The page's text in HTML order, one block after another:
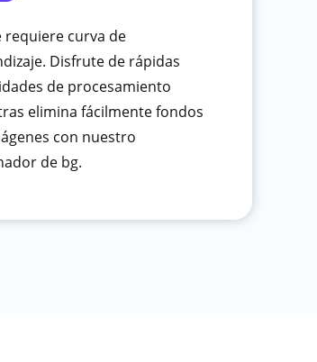
requiere curva de
Disfrute de rápidas
de procesamiento
elimina fácilmente fondos
con nuestro
de bg.